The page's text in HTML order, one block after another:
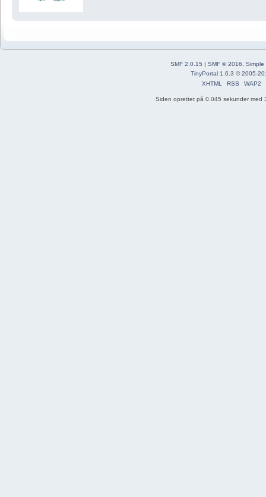
SMF 2.0.15 | SMF © 2016
Simple
TinyPortal 1.6.3 ©2005-
XHTML
RSS WAP2
Siden oprettet på 0.045 sekunder med